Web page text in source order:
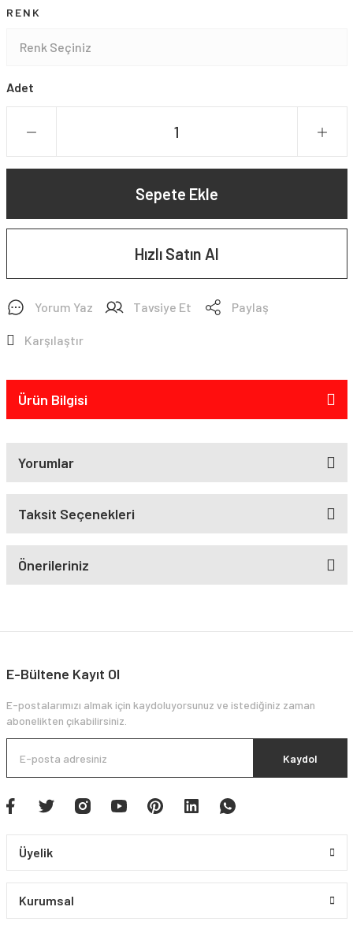
RENK
Adet
Sepete Ekle
Hızlı Satın Al
Yorum Yaz Tavsiye Et Paylaş
Karşılaştır
Ürün Bilgisi
Yorumlar
Taksit Seçenekleri
Önerileriniz
E-Bültene Kayıt Ol
E-postalarımızı almak için kaydoluyorsunuz ve istediğiniz zaman
abonelikten çıkabilirsiniz.
Kaydol
Üyelik
Kurumsal